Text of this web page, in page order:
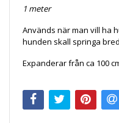
1 meter
Används när man vill ha
hunden skall springa
Expanderar från ca 100